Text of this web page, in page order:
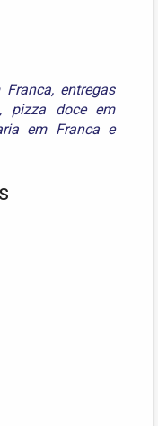
Franca, entregas
, pizza doce em
em Francae